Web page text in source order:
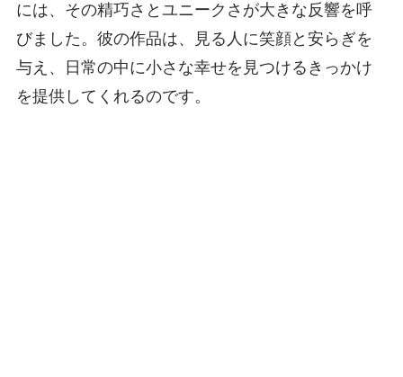
には、その精巧さとユニークさが大きな反響を呼
びました。彼の作品は、見る人に笑顔と安らぎを
与え、日常の中に小さな幸せを見つけるきっかけ
を提供してくれるのです。